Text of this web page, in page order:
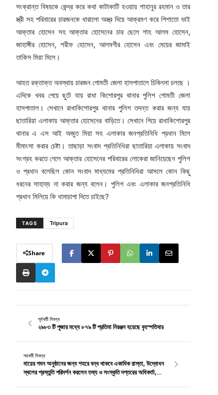
সংক্রান্ত বিষয়কে কেন্দ্র করে কথা কাটাকাটি হওয়ায় শাহানুর রহমান ও তার
স্ত্রী সহ পরিবারের চারজনকে ধারালো অস্ত্র দিয়ে আক্রমণ করে পিশাতো ভাই
আক্তার হোসেন সহ আক্তার হোসেনের চার ছেলে শাহ আলম হোসেন,
জাহাঙ্গীর হোসেন, শরীফ হোসেন, আলমগীর হোসেন এবং মেয়ের জামাই
তাকিস মিয়া মিলে।
আহত রক্তাক্ত অবস্থায় চারজন গোমতী জেলা হাসপাতালে চিকিৎসা চলছে ।
এদিকে খবর পেয়ে ছুটে যায় রাধা কিশোরপুর থানার পুলিশ গোমতী জেলা
হাসপাতাল। সেখানে রাধাকিশোরপুর থানার পুলিশ তদন্ত করার জন্য যায়
ছাতারিয়া এলাকায় আক্তার হোসেনের বাড়িতে। সেখানে গিয়ে রাধাকিশোরপুর
থানার এ এস আই অজুত মিয়া সহ এলাকার জনপ্রতিনিধি প্রধান মিলে
মীমাংসা করার চেষ্টা। তাছাড়া সংবাদ প্রতিনিধিরা ছাতারিয়া এলাকায় সংবাদ
সংগ্রহ করতে গেলে আক্তার হোসেনের পরিবারের লোকেরা জানিয়েছেন পুলিশ
ও প্রধান বলেছিল কোন সংবাদ মাধ্যমের প্রতিনিধিরা আসলে কোন কিছু
ধরনের সাহায্য না করার জন্য বলেন। পুলিশ এবং এলাকার জনপ্রতিনিধি
প্রধান মিলিয়ে কি ধামাচাপা দিতে চাইছে?
TAGS Tripura
Share
পূর্ববর্তী নিবন্ধ
২৯৮৩ টি পূজার মধ্যে ৮৭৯ টি প্রতিমা নিরঞ্জন হয়েছে বৃহস্পতিবার
পরবর্তী নিবন্ধ
মায়ের গমন অনুষ্ঠানের জন্য শহরে বন্ধ থাকবে একাধিক রাস্তা, উদ্বোধন
স্থলের প্রস্তুতি পরিদর্শন করলেন তথ্য ও সংস্কৃতি দপ্তরের অধিকর্তা,